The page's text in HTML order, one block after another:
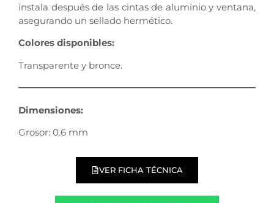
instala después de las cintas de aluminio y ventana,
asegurando un sellado hermético.
Colores disponibles:
Transparente y bronce.
Dimensiones:
Grosor: 0.6 mm
VER FICHA TÉCNICA